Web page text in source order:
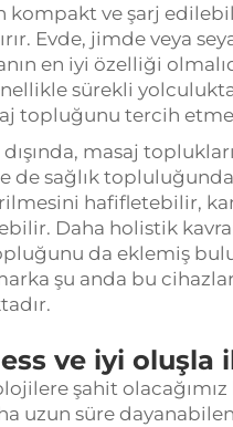
kompakt ve şarj
Evde, jimde veya
en iyi özelliği
sürekli
topluğunu tercih
masaj
de sağlık
hafifletebilir,
Daha holistik
da eklemiş
şu anda bu
ve iyi
şahit
uzun süre